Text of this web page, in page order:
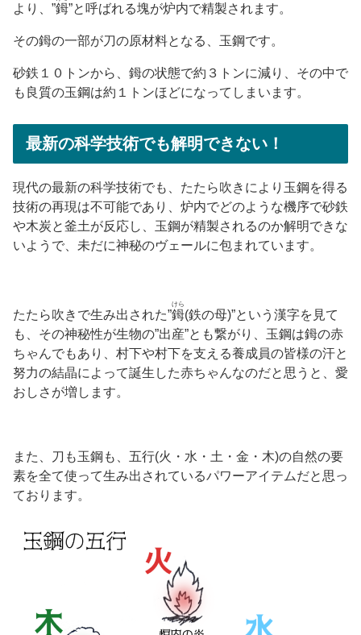
より、”鉧”と呼ばれる塊が炉内で精製されます。
その鉧の一部が刀の原材料となる、玉鋼です。
砂鉄１０トンから、鉧の状態で約３トンに減り、その中で
も良質の玉鋼は約１トンほどになってしまいます。
最新の科学技術でも解明できない！
現代の最新の科学技術でも、たたら吹きにより玉鋼を得る
技術の再現は不可能であり、炉内でどのような機序で砂鉄
や木炭と釜土が反応し、玉鋼が精製されるのか解明できな
いようで、未だに神秘のヴェールに包まれています。
たたら吹きで生み出された”鉧
けら
(鉄の母)”という漢字を見て
も、その神秘性が生物の”出産”とも繋がり、玉鋼は鉧の赤
ちゃんでもあり、村下や村下を支える養成員の皆様の汗と
努力の結晶によって誕生した赤ちゃんなのだと思うと、愛
おしさが増します。
また、刀も玉鋼も、五行(火・水・土・金・木)の自然の要
素を全て使って生み出されているパワーアイテムだと思っ
ております。